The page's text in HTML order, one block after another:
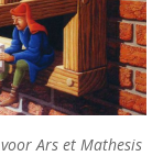
Ars et Mathesis